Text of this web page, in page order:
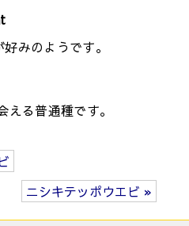
みのようです。
る普通種です。
ニシキテッポウエビ »